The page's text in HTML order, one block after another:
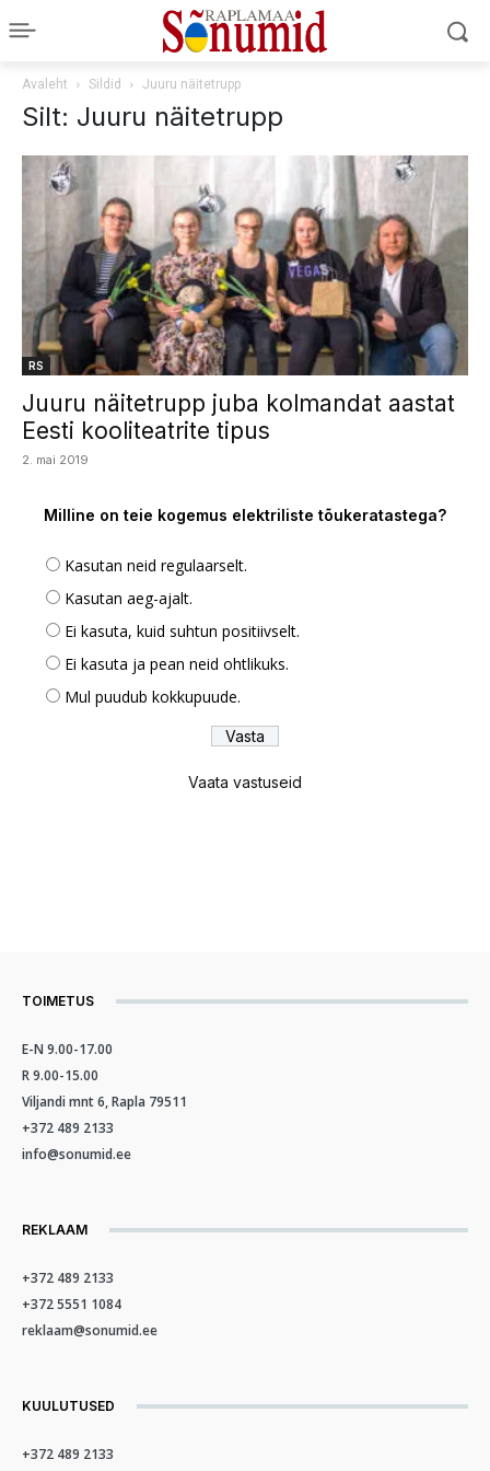
Avaleht Sildid Juuru näitetrupp
Silt: Juuru näitetrupp
RS
Juuru näitetrupp juba kolmandat aastat
Eesti kooliteatrite tipus
2. mai 2019
Milline on teie kogemus elektriliste tõukeratastega?
Kasutan neid regulaarselt.
Kasutan aeg-ajalt.
Ei kasuta, kuid suhtun positiivselt.
Ei kasuta ja pean neid ohtlikuks.
Mul puudub kokkupuude.
Vaata vastuseid
TOIMETUS
E-N 9.00-17.00
R 9.00-15.00
Viljandi mnt 6, Rapla 79511
+372 489 2133
info@sonumid.ee
REKLAAM
+372 489 2133
+372 5551 1084
reklaam@sonumid.ee
KUULUTUSED
+372 489 2133